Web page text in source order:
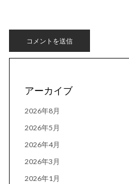
アーカイブ
2026年8月
2026年5月
2026年4月
2026年3月
2026年1月